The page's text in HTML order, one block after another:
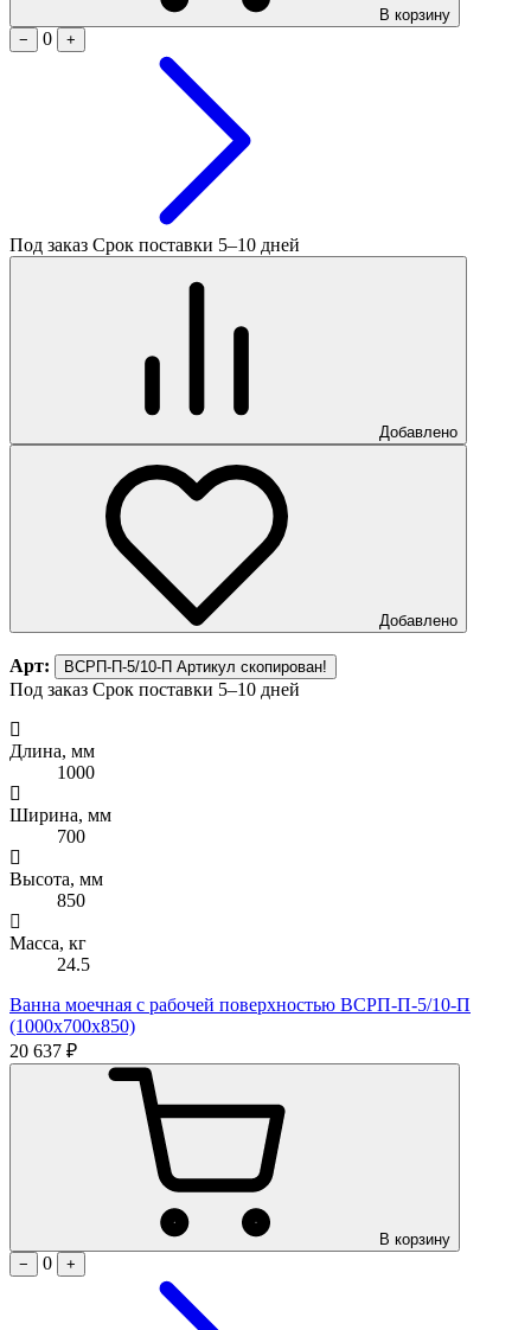
В корзину
−
0 +
Под заказ Срок поставки 5–10 дней
Добавлено
Добавлено
Арт: ВСРП-П-5/10-П Артикул скопирован!
Под заказ Срок поставки 5–10 дней
Длина, мм
1000
Ширина, мм
700
Высота, мм
850
Масса, кг
24.5
Ванна моечная с рабочей поверхностью ВСРП-П-5/10-П
(1000х700х850)
20 637 ₽
В корзину
−
0 +